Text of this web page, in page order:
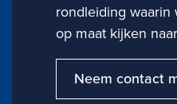
rondleiding waarin
op maat kijken
Neem contact